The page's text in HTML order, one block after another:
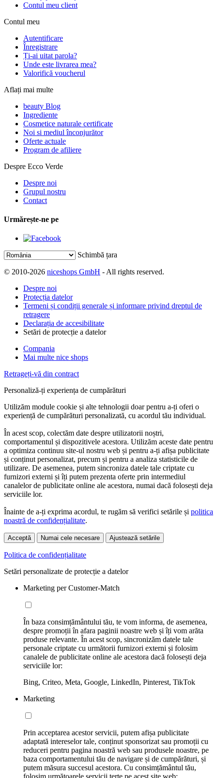
Contul meu client
Contul meu
Autentificare
Înregistrare
Ți-ai uitat parola?
Unde este livrarea mea?
Valorifică voucherul
Aflați mai multe
beauty Blog
Ingrediente
Cosmetice naturale certificate
Noi si mediul înconjurător
Oferte actuale
Program de afiliere
Despre Ecco Verde
Despre noi
Grupul nostru
Contact
Urmărește-ne pe
Schimbă țara
© 2010-2026 niceshops GmbH - All rights reserved.
Despre noi
Protecția datelor
Termeni și condiții generale și informare privind dreptul de
retragere
Declarația de accesibilitate
Setări de protecție a datelor
Compania
Mai multe nice shops
Retrageți-vă din contract
Personaliză-ți experiența de cumpărături
Utilizăm module cookie și alte tehnologii doar pentru a-ți oferi o
experiență de cumpărături personalizată, cu acordul tău individual.
În acest scop, colectăm date despre utilizatorii noștri,
comportamentul și dispozitivele acestora. Utilizăm aceste date pentru
a optimiza continuu site-ul nostru web și pentru a-ți afișa publicitate
și conținut personalizat, precum și pentru a analiza statisticile de
utilizare. De asemenea, putem sincroniza datele tale criptate cu
furnizori externi și îți putem prezenta oferte prin intermediul
canalelor de publicitate online ale acestora, numai dacă folosești deja
serviciile lor.
Înainte de a-ți exprima acordul, te rugăm să verifici setările și politica
noastră de confidențialitate.
Acceptă Numai cele necesare Ajustează setările
Politica de confidențialitate
Setări personalizate de protecție a datelor
Marketing per Customer-Match
În baza consimțământului tău, te vom informa, de asemenea,
despre promoții în afara paginii noastre web și îți vom arăta
produse relevante. În acest scop, sincronizăm datele tale
personale criptate cu următorii furnizori externi și folosim
canalele de publicitate online ale acestora dacă folosești deja
serviciile lor:
Bing, Criteo, Meta, Google, LinkedIn, Pinterest, TikTok
Marketing
Prin acceptarea acestor servicii, putem afișa publicitate
adaptată intereselor tale, conținut sponsorizat sau promoții cu
reduceri pentru pagina noastră web sau produsele noastre, pe
baza comportamentului tău de navigare și de cumpărături, și
putem măsura succesul acestora. Cu consimțământul tău,